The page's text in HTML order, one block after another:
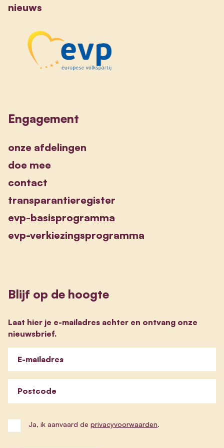
nieuws
Engagement
onze afdelingen
doe mee
contact
transparantieregister
evp-basisprogramma
evp-verkiezingsprogramma
Blijf op de hoogte
Laat hier je e-mailadres achter en ontvang onze
nieuwsbrief.
E-mailadres
Postcode
Ja, ik aanvaard de privacyvoorwaarden.